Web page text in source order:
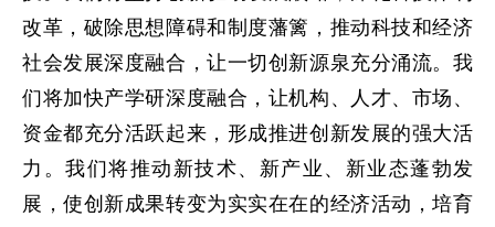
改革，破除思想障碍和制度藩篱，推动科技和经济
社会发展深度融合，让一切创新源泉充分涌流。我
们将加快产学研深度融合，让机构、人才、市场、
资金都充分活跃起来，形成推进创新发展的强大活
力。我们将推动新技术、新产业、新业态蓬勃发
展，使创新成果转变为实实在在的经济活动，培育